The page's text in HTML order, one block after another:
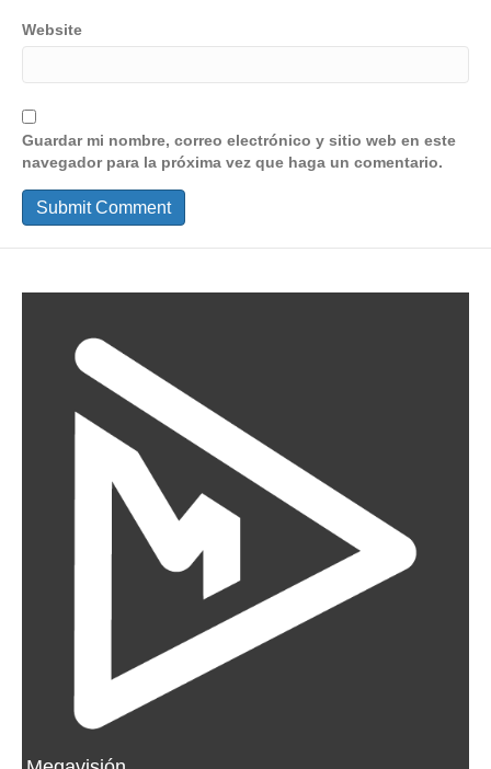
Website
Guardar mi nombre, correo electrónico y sitio web en este
navegador para la próxima vez que haga un comentario.